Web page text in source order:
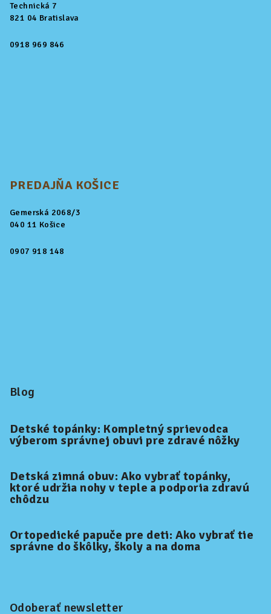
Technická 7
821 04 Bratislava
0918 969 846
PREDAJŇA KOŠICE
Gemerská 2068/3
040 11 Košice
0907 918 148
Blog
Detské topánky: Kompletný sprievodca
výberom správnej obuvi pre zdravé nôžky
Detská zimná obuv: Ako vybrať topánky,
ktoré udržia nohy v teple a podporia zdravú
chôdzu
Ortopedické papuče pre deti: Ako vybrať tie
správne do škôlky, školy a na doma
Odoberať newsletter